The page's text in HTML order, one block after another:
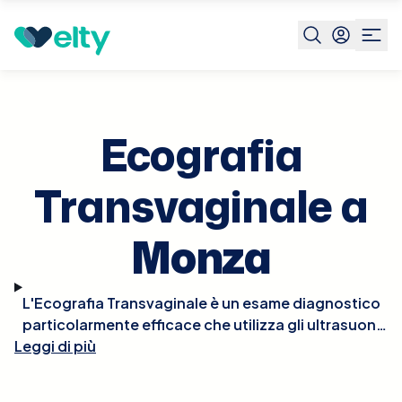
Prenota visita Monza
Ecografia
Transvaginale a
Monza
L'Ecografia Transvaginale è un esame diagnostico
particolarmente efficace che utilizza gli ultrasuoni
per fornire immagini dettagliate degli organi pelvici
Leggi di più